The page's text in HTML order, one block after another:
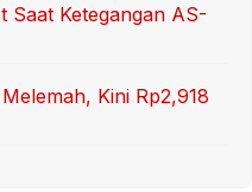
Saat Ketegangan AS-
Kini Rp2,918